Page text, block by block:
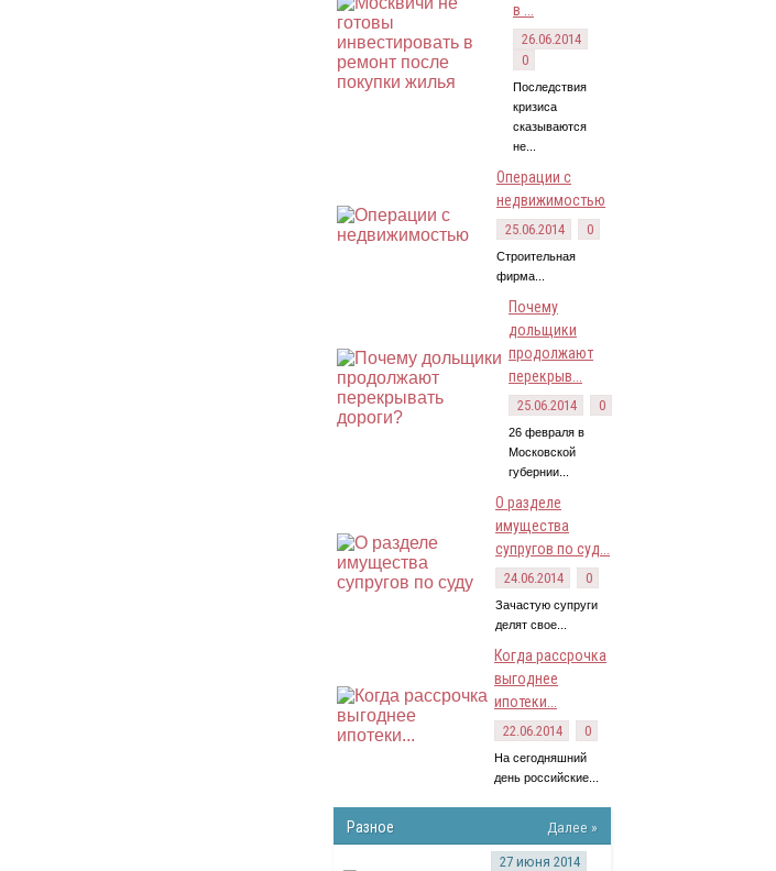
в ...
26.06.2014
0
Последствия
кризиса
сказываются
не...
Операции с
недвижимостью
25.06.2014 0
Строительная
фирма...
Почему
дольщики
продолжают
перекрыв...
25.06.2014 0
26 февраля в
Московской
губернии...
О разделе
имущества
супругов по суд...
24.06.2014 0
Зачастую супруги
делят свое...
Когда рассрочка
выгоднее
ипотеки...
22.06.2014 0
На сегодняшний
день российские...
Разное Далее »
27 июня 2014